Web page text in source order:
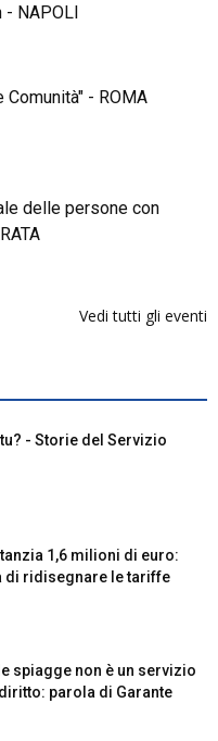
- NAPOLI
- ROMA
delle persone con
Vedi tutti gli eventi
- Storie del Servizio
1,6 milioni di euro:
di ridisegnare le tariffe
spiagge non è un servizio
parola di Garante